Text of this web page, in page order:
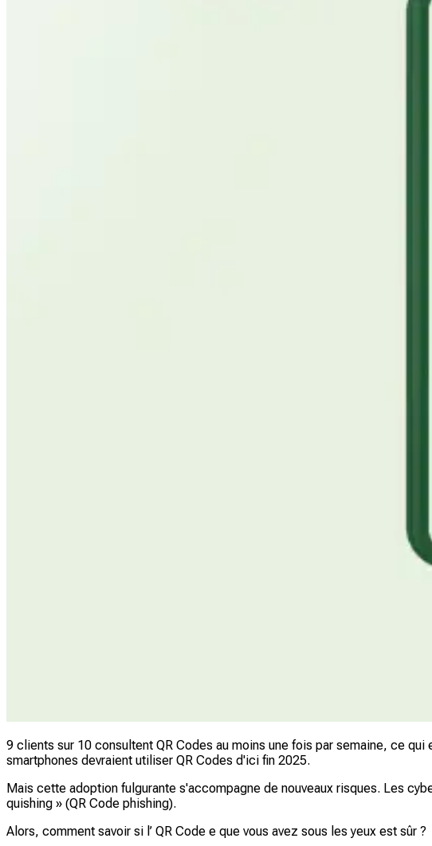
9 clients sur 10 consultent QR Codes au moins une fois par semaine, ce
smartphones devraient utiliser QR Codes d'ici fin 2025.
Mais cette adoption fulgurante s'accompagne de nouveaux risques. Les
quishing » (QR Code phishing).
Alors, comment savoir si l’ QR Code e que vous avez sous les yeux est sûr ?